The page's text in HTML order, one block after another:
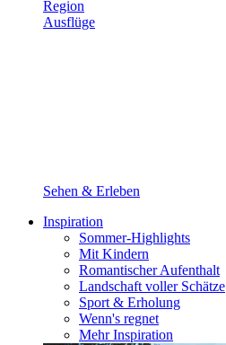
Region
Ausflüge
Sehen & Erleben
Inspiration
Sommer-Highlights
Mit Kindern
Romantischer Aufenthalt
Landschaft voller Schätze
Sport & Erholung
Wenn's regnet
Mehr Inspiration